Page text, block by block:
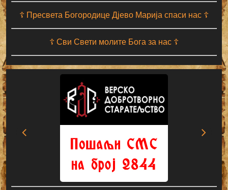
☦ Пресвета Богородице Дјево Марија спаси нас ☦
☦ Сви Свети молите Бога за нас ☦